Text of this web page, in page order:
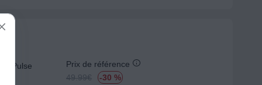
Pulse
Prix de référence
49.99€ -30 %